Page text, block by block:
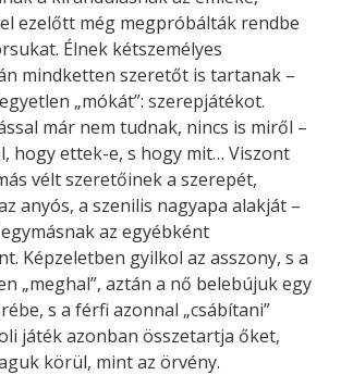
ezelőtt még megpróbálták rendbe
Élnek kétszemélyes
mindketten szeretőt is tartanak –
„mókát”: szerepjátékot.
már nem tudnak, nincs is miről –
hogy ettek-e, s hogy mit… Viszont
vélt szeretőinek a szerepét,
anyós, a szenilis nagyapa alakját –
az egyébként
Képzeletben gyilkol az asszony, s a
„meghal”, aztán a nő belebújuk egy
s a férfi azonnal „csábítani”
játék azonban összetartja őket,
körül, mint az örvény.